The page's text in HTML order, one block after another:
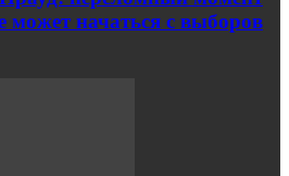
может начаться с выборов